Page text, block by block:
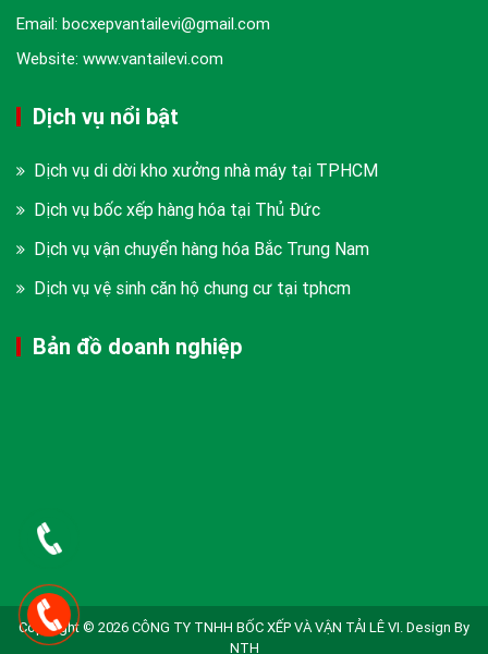
Email: bocxepvantailevi@gmail.com
Website: www.vantailevi.com
Dịch vụ nổi bật
Dịch vụ di dời kho xưởng nhà máy tại TPHCM
Dịch vụ bốc xếp hàng hóa tại Thủ Đức
Dịch vụ vận chuyển hàng hóa Bắc Trung Nam
Dịch vụ vệ sinh căn hộ chung cư tại tphcm
Bản đồ doanh nghiệp
Copyright © 2026 CÔNG TY TNHH BỐC XẾP VÀ VẬN TẢI LÊ VI. Design By
NTH